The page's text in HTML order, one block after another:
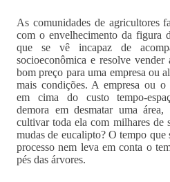
As comunidades de agricultores
com o envelhecimento da figura
que se vê incapaz de
socioeconômica e resolve vender
bom preço para uma empresa ou
mais condições. A empresa ou
em cima do custo tempo-
demora em desmatar uma
cultivar toda ela com milhares de
mudas de eucalipto? O tempo que
processo nem leva em conta o
pés das árvores.